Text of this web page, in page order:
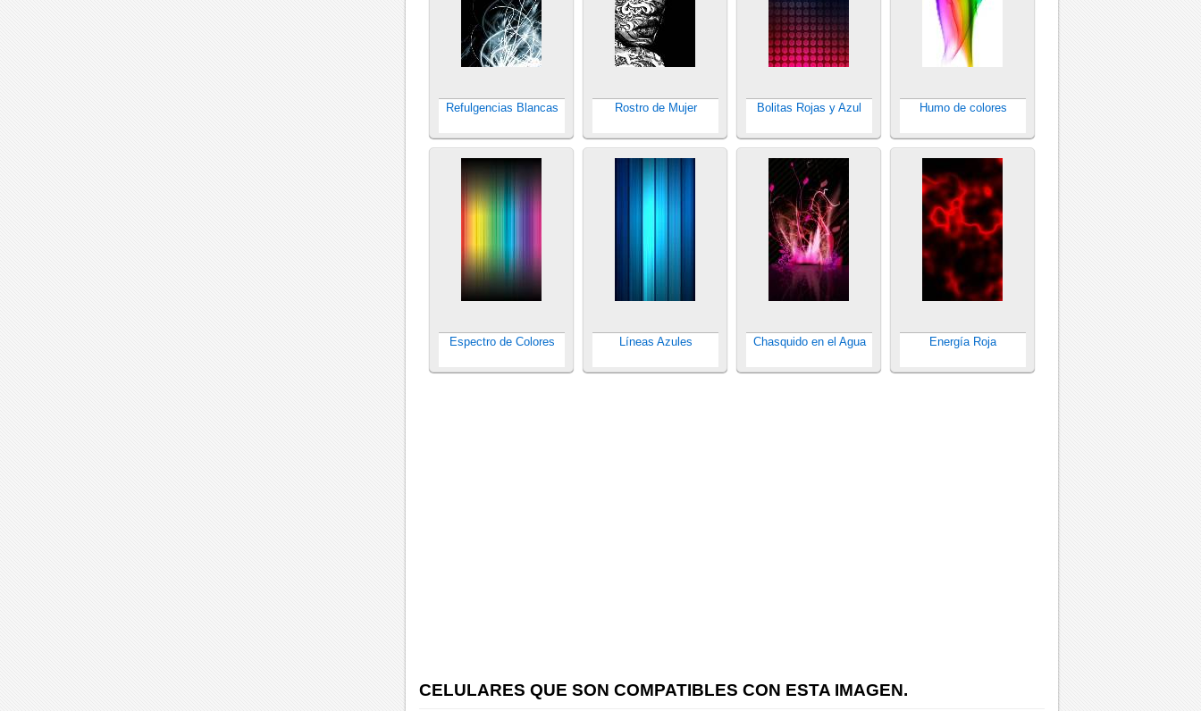
Refulgencias Blancas Rostro de Mujer Bolitas Rojas y Azul Humo de colores
Espectro de Colores Líneas Azules Chasquido en el Agua Energía Roja
CELULARES QUE SON COMPATIBLES CON ESTA IMAGEN.